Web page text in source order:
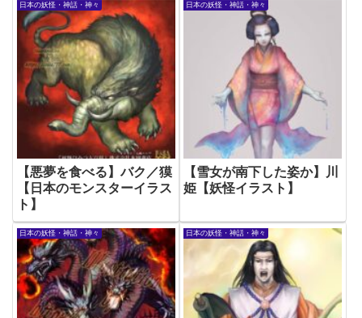
日本の妖怪・神話・神々
【悪夢を食べる】バク／獏
【日本のモンスターイラス
ト】
日本の妖怪・神話・神々
【雪女が南下した姿か】川
姫【妖怪イラスト】
日本の妖怪・神話・神々 日本の妖怪・神話・神々